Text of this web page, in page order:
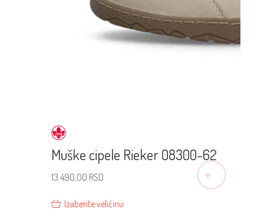
Muške cipele Rieker 08300-62
13.490,00 RSD
Izaberite veličinu